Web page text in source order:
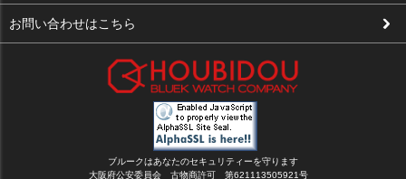
修理依頼
お気に入り
会社概要
特定商取引法に基づく表示
お問い合わせはこちら
ブルークはあなたのセキュリティーを守ります
大阪府公安委員会 古物商許可 第621113505921号